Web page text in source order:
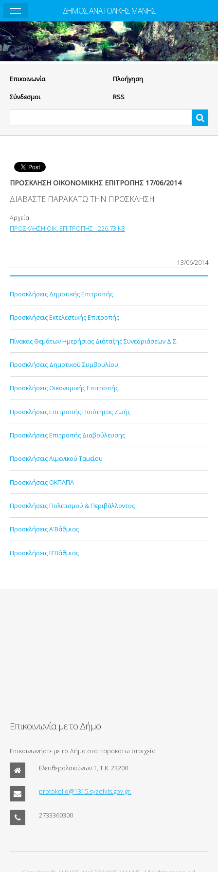
Eπικοινωνία Πλοήγηση
Σύνδεσμοι RSS
ΠΡΟΣΚΛΗΣΗ ΟΙΚΟΝΟΜΙΚΗΣ ΕΠΙΤΡΟΠΗΣ 17/06/2014
ΔΙΑΒΑΣΤΕ ΠΑΡΑΚΑΤΩ ΤΗΝ ΠΡΟΣΚΛΗΣΗ
Αρχεία
ΠΡΟΣΚΛΗΣΗ ΟΙΚ. ΕΠΙΤΡΟΠΗΣ - 226.73 KB
13/06/2014
Προσκλήσεις Δημοτικής Επιτροπής
Προσκλήσεις Εκτελεστικής Επιτροπής
Πίνακας Θεμάτων Ημερήσιας Διάταξης Συνεδριάσεων Δ.Σ.
Προσκλήσεις Δημοτικού Συμβουλίου
Προσκλήσεις Οικονομικής Επιτροπής
Προσκλήσεις Επιτροπής Ποιότητας Ζωής
Προσκλήσεις Επιτροπής Διαβούλευσης
Προσκλήσεις Λιμενικού Ταμείου
Προσκλήσεις ΟΚΠΑΠΑ
Προσκλήσεις Πολιτισμού & Περιβάλλοντος
Προσκλήσεις Α'Βάθμιας
Προσκλήσεις Β'Βάθμιας
Επικοινωνία με το Δήμο
Επικοινωνήστε με το Δήμο στα παρακάτω στοιχεία
Ελευθερολακώνων 1, Τ.Κ. 23200
protokollo@1315.syzefxis.gov.gr.
2733360300
ΔΗΜΟΣ ΑΝΑΤΟΛΙΚΗΣ ΜΑΝΗΣ